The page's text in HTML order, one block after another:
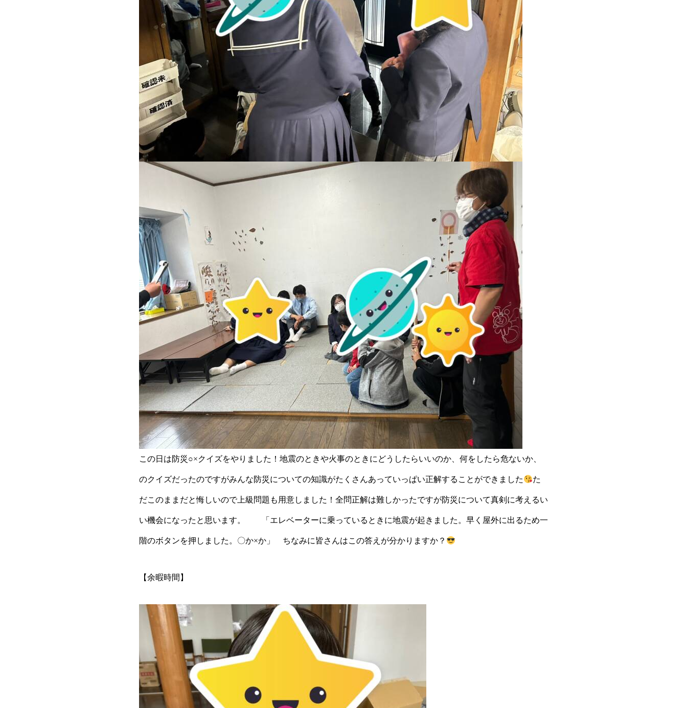
この日は防災○×クイズをやりました！地震のときや火事のときにどうしたらいいのか、何をしたら危ないか、
のクイズだったのですがみんな防災についての知識がたくさんあっていっぱい正解することができました た
だこのままだと悔しいので上級問題も用意しました！全問正解は難しかったですが防災について真剣に考えるい
い機会になったと思います。 「エレベーターに乗っているときに地震が起きました。早く屋外に出るため一
階のボタンを押しました。〇か×か」 ちなみに皆さんはこの答えが分かりますか？
【余暇時間】